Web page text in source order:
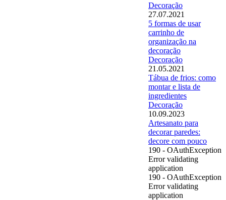
Decoração
27.07.2021
5 formas de usar
carrinho de
organização na
decoração
Decoração
21.05.2021
Tábua de frios: como
montar e lista de
ingredientes
Decoração
10.09.2023
Artesanato para
decorar paredes:
decore com pouco
190 - OAuthException
Error validating
application
190 - OAuthException
Error validating
application